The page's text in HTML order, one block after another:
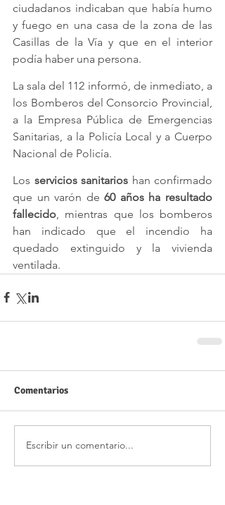
ciudadanos indicaban que había humo
y fuego en una casa de la zona de las
Casillas de la Vía y que en el interior
podía haber una persona.
La sala del 112 informó, de inmediato, a
los Bomberos del Consorcio Provincial,
a la Empresa Pública de Emergencias
Sanitarias, a la Policía Local y a Cuerpo
Nacional de Policía.
Los servicios sanitarios han confirmado
que un varón de 60 años ha resultado
fallecido , mientras que los bomberos
han indicado que el incendio ha
quedado extinguido y la vivienda
ventilada.
Comentarios
Escribir un comentario...